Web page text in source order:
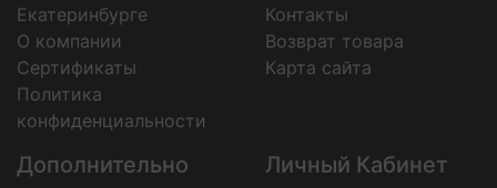
Екатеринбурге
О компании
Сертификаты
Политика
конфиденциальности
Контакты
Возврат товара
Карта сайта
Дополнительно Личный Кабинет